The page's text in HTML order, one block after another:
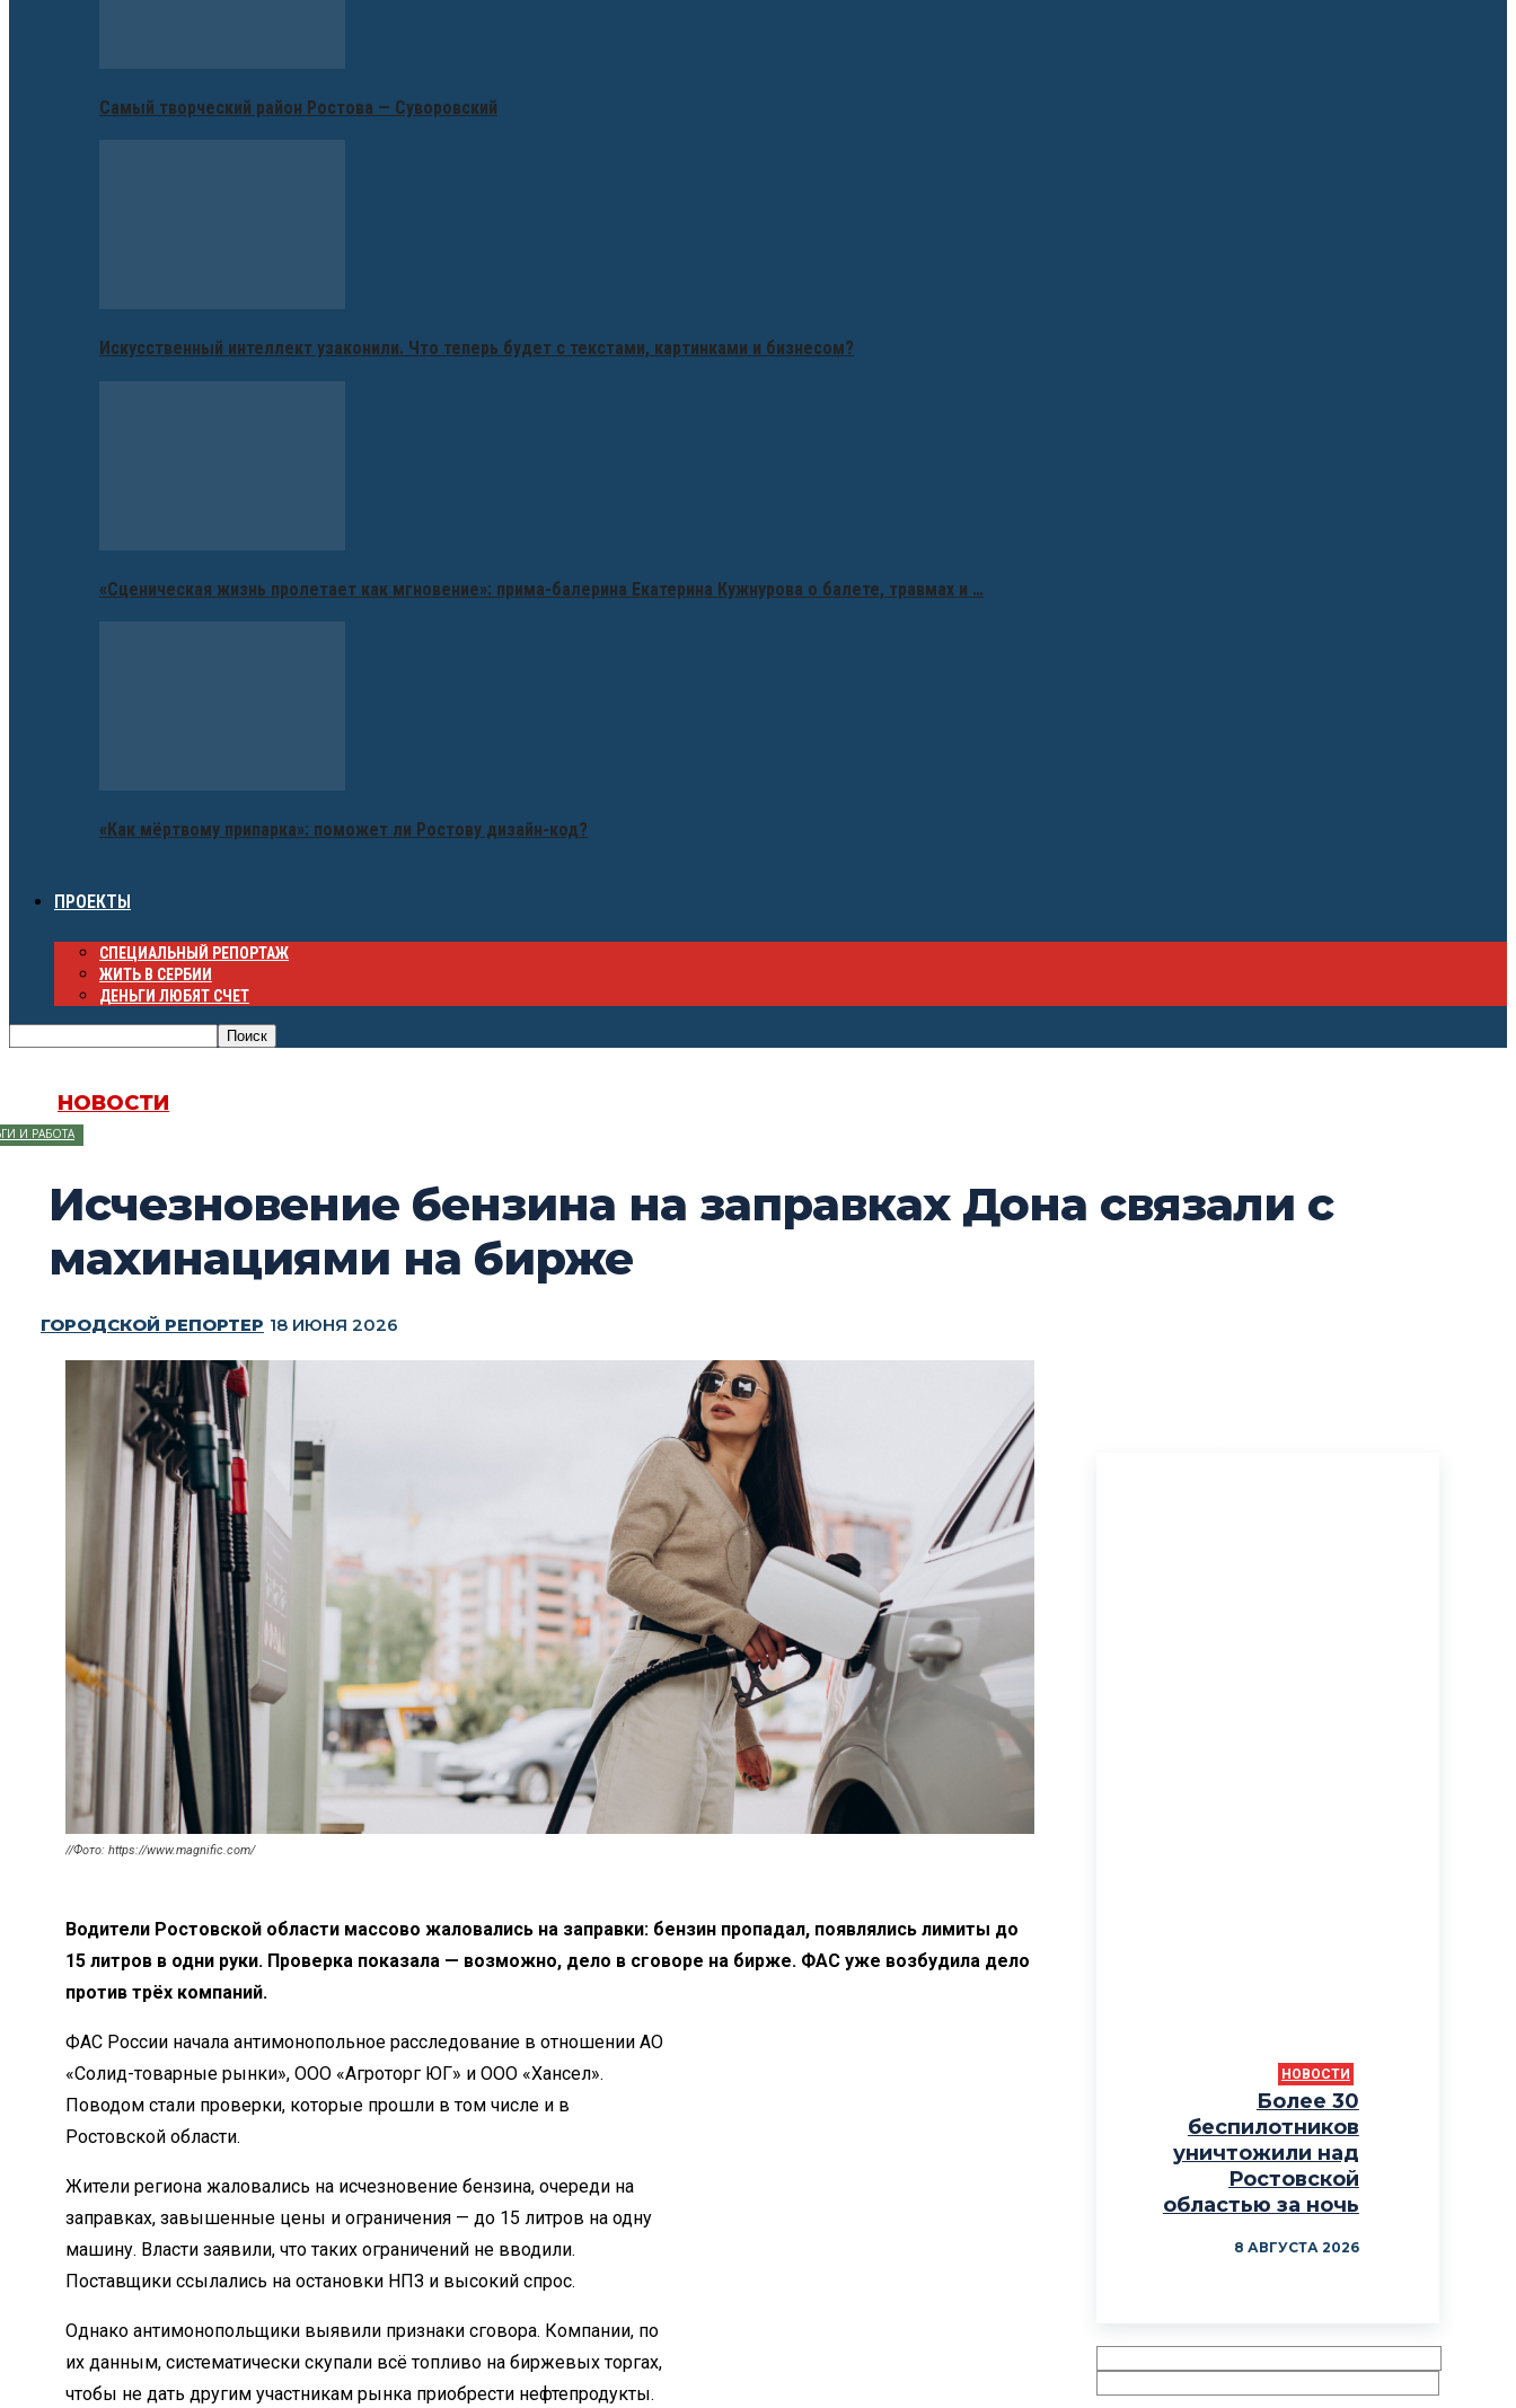
Самый творческий район Ростова — Суворовский
Искусственный интеллект узаконили. Что теперь будет с текстами, картинками и бизнесом?
«Сценическая жизнь пролетает как мгновение»: прима-балерина Екатерина Кужнурова о балете, травмах и …
«Как мёртвому припарка»: поможет ли Ростову дизайн-код?
ПРОЕКТЫ
СПЕЦИАЛЬНЫЙ РЕПОРТАЖ
ЖИТЬ В СЕРБИИ
ДЕНЬГИ ЛЮБЯТ СЧЕТ
НОВОСТИ
И РАБОТА
Исчезновение бензина на заправках Дона связали с
махинациями на бирже
ГОРОДСКОЙ РЕПОРТЕР 18 ИЮНЯ 2026
//Фото: https://www.magnific.com/
Водители Ростовской области массово жаловались на заправки: бензин пропадал, появлялись лимиты до
15 литров в одни руки. Проверка показала — возможно, дело в сговоре на бирже. ФАС уже возбудила дело
против трёх компаний.
ФАС России начала антимонопольное расследование в отношении АО
«Солид-товарные рынки», ООО «Агроторг ЮГ» и ООО «Хансел».
Поводом стали проверки, которые прошли в том числе и в
Ростовской области.
Жители региона жаловались на исчезновение бензина, очереди на
заправках, завышенные цены и ограничения — до 15 литров на одну
машину. Власти заявили, что таких ограничений не вводили.
Поставщики ссылались на остановки НПЗ и высокий спрос.
Однако антимонопольщики выявили признаки сговора. Компании, по
их данным, систематически скупали всё топливо на биржевых торгах,
чтобы не дать другим участникам рынка приобрести нефтепродукты.
НОВОСТИ
Более 30
беспилотников
уничтожили над
Ростовской
областью за ночь
8 АВГУСТА 2026